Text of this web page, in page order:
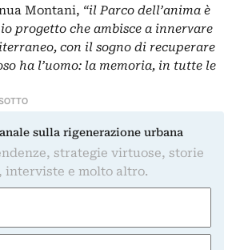
Montani, “il Parco dell’anima è
progetto che ambisce a innervare
con il sogno di recuperare
ha l’uomo: la memoria, in tutte le
sulla rigenerazione urbana
strategie virtuose, storie
interviste e molto altro.